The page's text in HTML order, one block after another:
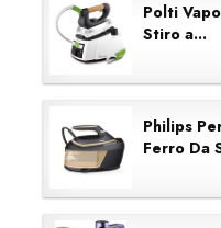
Polti
Stiro a...
Philips
Ferro Da